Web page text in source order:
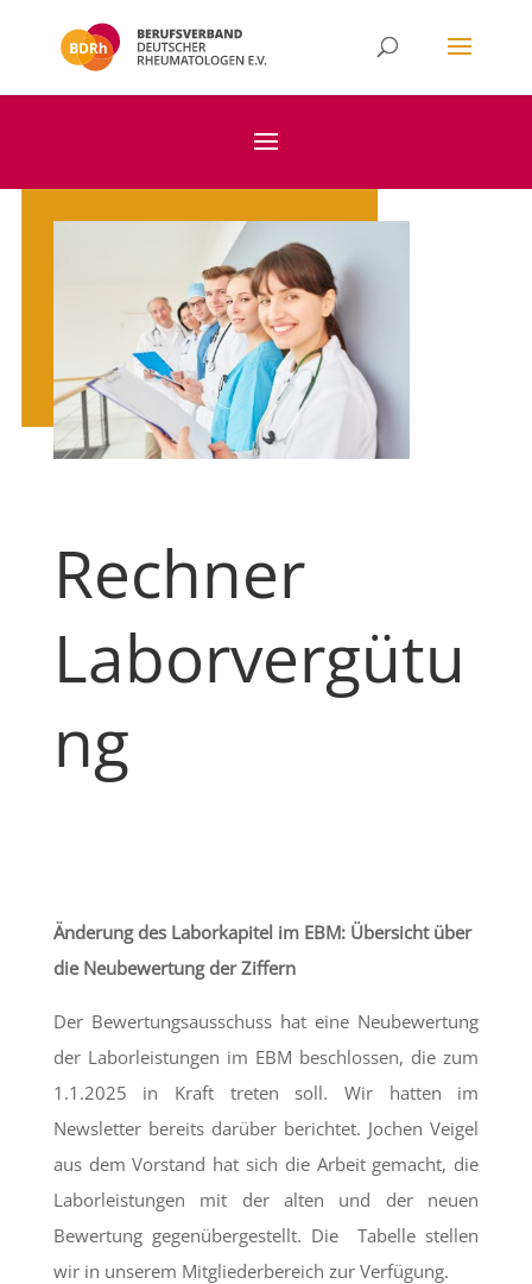
Rechner
Laborvergütu
ng
Änderung des Laborkapitel im EBM: Übersicht über
die Neubewertung der Ziffern
Der Bewertungsausschuss hat eine Neubewertung
der Laborleistungen im EBM beschlossen, die zum
1.1.2025 in Kraft treten soll. Wir hatten im
Newsletter bereits darüber berichtet. Jochen Veigel
aus dem Vorstand hat sich die Arbeit gemacht, die
Laborleistungen mit der alten und der neuen
Bewertung gegenübergestellt. Die Tabelle stellen
wir in unserem Mitgliederbereich zur Verfügung.